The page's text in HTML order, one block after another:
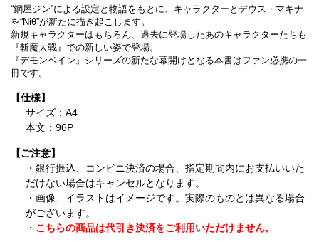
“鋼屋ジン”による設定と物語をもとに、キャラクターとデウス・マキナ
を“Niθ”が新たに描き起こします。
新規キャラクターはもちろん、過去に登場したあのキャラクターたちも
『斬魔大戰』での新しい姿で登場。
『デモンベイン』シリーズの新たな幕開けとなる本書はファン必携の一
冊です。
【仕様】
サイズ：A4
本文：96P
【ご注意】
・銀行振込、コンビニ決済の場合、指定期間内にお支払いいた
だけない場合はキャンセルとなります。
・画像、イラストはイメージです。実際のものとは異なる場合
がございます。
・ こちらの商品は代引き決済をご利用いただけません。